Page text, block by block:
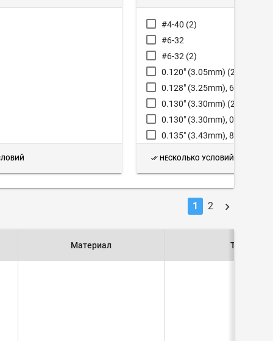
#4-40 (2)
#6-32
#6-32 (2)
0.120" (3.05mm) (2)
0.128" (3.25mm), 6-32
0.130" (3.30mm) (2), 6-32
0.130" (3.30mm), 0.187"
0.135" (3.43mm), 8-32
0.140" (3.56mm), 6-32
0.144" (3.66mm) (2)
0.144" (3.66mm) (3)
0.144" (3.66mm), 6-32
0.147" (3.73mm), 0.128"
НЕСКОЛЬКО УСЛОВИЙ
1 2
Материал Тип